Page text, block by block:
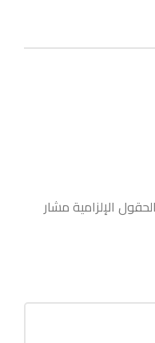
الحقول الإلزامية مشار